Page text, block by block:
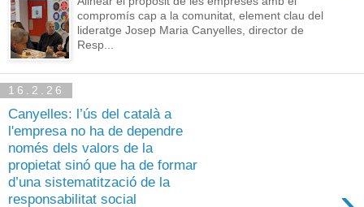
compromís cap a la comunitat, element clau del
lideratge Josep Maria Canyelles, director de
Resp...
16.2.26
Canyelles: l’ús del català a
l'empresa no ha de dependre
només dels valors de la
propietat sinó que ha de formar
d’una sistematització de la
responsabilitat social